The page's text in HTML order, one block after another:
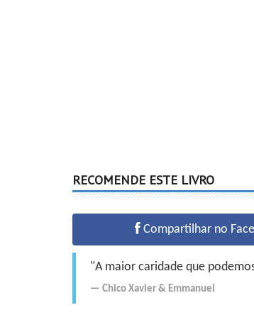
RECOMENDE ESTE LIVRO
Compartilhar no
"A maior caridade que
Chico Xavier & Emmanuel